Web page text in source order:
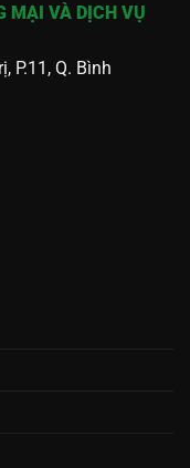
MẠI VÀ DỊCH VỤ
P.11, Q. Bình